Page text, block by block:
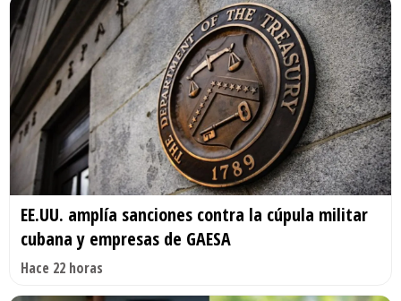
EE.UU. amplía sanciones contra la cúpula militar
cubana y empresas de GAESA
Hace 22 horas